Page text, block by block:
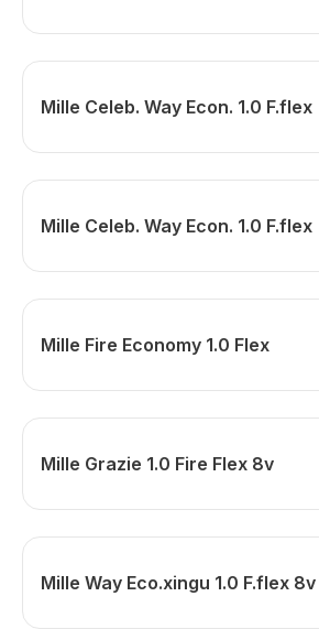
Mille Celeb. Way Econ. 1.0 F.flex
Mille Celeb. Way Econ. 1.0 F.flex
Mille Fire Economy 1.0 Flex
Mille Grazie 1.0 Fire Flex 8v
Mille Way Eco.xingu 1.0 F.flex 8v